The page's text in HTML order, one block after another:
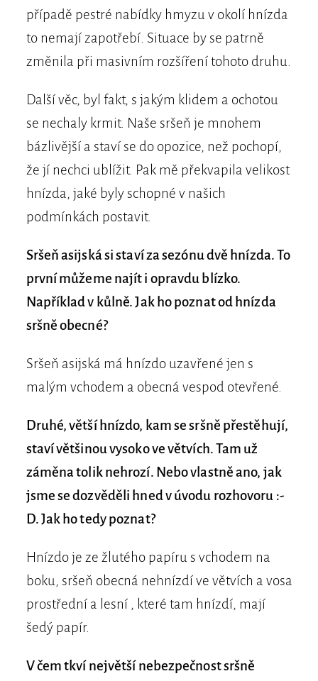
případě pestré nabídky hmyzu v okolí hnízda
to nemají zapotřebí. Situace by se patrně
změnila při masivním rozšíření tohoto druhu.
Další věc, byl fakt, s jakým klidem a ochotou
se nechaly krmit. Naše sršeň je mnohem
bázlivější a staví se do opozice, než pochopí,
že jí nechci ublížit. Pak mě překvapila velikost
hnízda, jaké byly schopné v našich
podmínkách postavit.
Sršeň asijská si staví za sezónu dvě hnízda. To
první můžeme najít i opravdu blízko.
Například v kůlně. Jak ho poznat od hnízda
sršně obecné?
Sršeň asijská má hnízdo uzavřené jen s
malým vchodem a obecná vespod otevřené.
Druhé, větší hnízdo, kam se sršně přestěhují,
staví většinou vysoko ve větvích. Tam už
záměna tolik nehrozí. Nebo vlastně ano, jak
jsme se dozvěděli hned v úvodu rozhovoru :-
D. Jak ho tedy poznat?
Hnízdo je ze žlutého papíru s vchodem na
boku, sršeň obecná nehnízdí ve větvích a vosa
prostřední a lesní , které tam hnízdí, mají
šedý papír.
V čem tkví největší nebezpečnost sršně